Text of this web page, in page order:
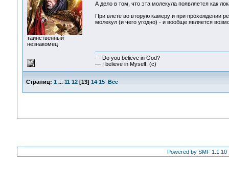
таинственный
незнакомец
А дело в том, что эта молекула появляется как
При влете во вторую камеру и при прохождении
молекул (и чего угодно) - и вообще является
— Do you believe in God?
— I believe in Myself. (c)
Страниц: 1 ... 11 12[13] 14 15 Все
Powered by SMF 1.1.10